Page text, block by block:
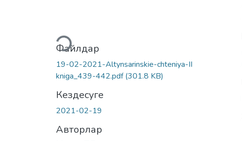
Жүктеу...
Файлдар
19-02-2021-Altynsarinskie-chteniya-II
kniga_439-442.pdf(301.8 KB)
Кездесуге
2021-02-19
Авторлар